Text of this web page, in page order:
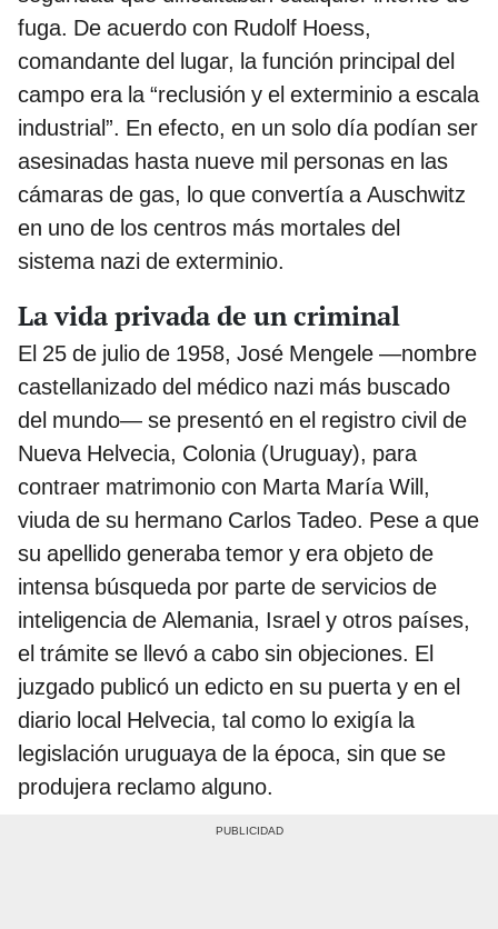
fuga. De acuerdo con Rudolf Hoess,
comandante del lugar, la función principal del
campo era la “reclusión y el exterminio a escala
industrial”. En efecto, en un solo día podían ser
asesinadas hasta nueve mil personas en las
cámaras de gas, lo que convertía a Auschwitz
en uno de los centros más mortales del
sistema nazi de exterminio.
La vida privada de un criminal
El 25 de julio de 1958, José Mengele —nombre
castellanizado del médico nazi más buscado
del mundo— se presentó en el registro civil de
Nueva Helvecia, Colonia (Uruguay), para
contraer matrimonio con Marta María Will,
viuda de su hermano Carlos Tadeo. Pese a que
su apellido generaba temor y era objeto de
intensa búsqueda por parte de servicios de
inteligencia de Alemania, Israel y otros países,
el trámite se llevó a cabo sin objeciones. El
juzgado publicó un edicto en su puerta y en el
diario local Helvecia, tal como lo exigía la
legislación uruguaya de la época, sin que se
produjera reclamo alguno.